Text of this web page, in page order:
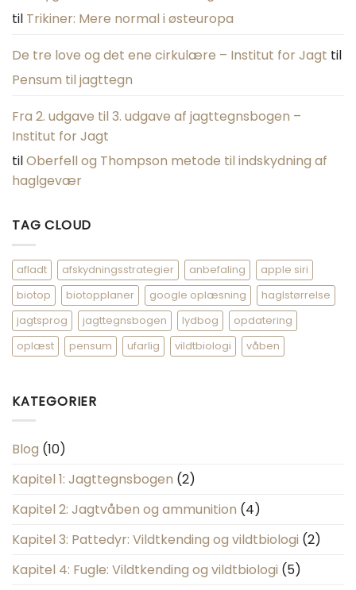
til Trikiner: Mere normal i østeuropa
De tre love og det ene cirkulære – Institut for Jagt til
Pensum til jagttegn
Fra 2. udgave til 3. udgave af jagttegnsbogen –
Institut for Jagt
tilOberfell og Thompson metode til indskydning af
haglgevær
TAG CLOUD
afladt afskydningsstrategier anbefaling
apple siri
biotop
biotopplaner google oplæsning
haglstørrelse
jagtsprog
jagttegnsbogen lydbog
opdatering
oplæst
pensum ufarlig vildtbiologi våben
KATEGORIER
Blog (10)
Kapitel 1: Jagttegnsbogen (2)
Kapitel 2: Jagtvåben og ammunition (4)
Kapitel 3: Pattedyr: Vildtkending og vildtbiologi (2)
Kapitel 4: Fugle: Vildtkending og vildtbiologi (5)